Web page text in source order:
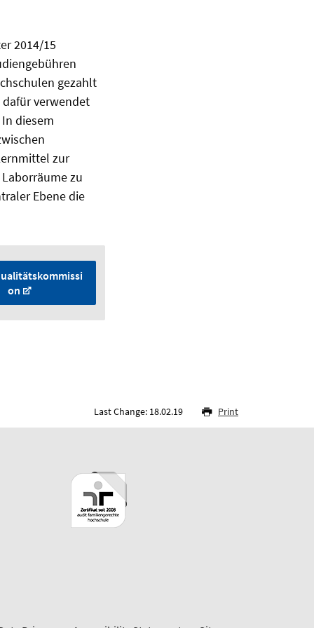
2014/15
gezahlt
verwendet
In diesem
zur
zu
Ebene die
on
Last Change: 18.02.19 Print